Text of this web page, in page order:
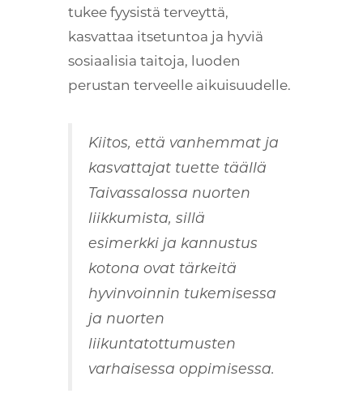
tukee fyysistä terveyttä,
kasvattaa itsetuntoa ja hyviä
sosiaalisia taitoja, luoden
perustan terveelle aikuisuudelle.
Kiitos, että vanhemmat ja
kasvattajat tuette täällä
Taivassalossa nuorten
liikkumista, sillä
esimerkki ja kannustus
kotona ovat tärkeitä
hyvinvoinnin tukemisessa
ja nuorten
liikuntatottumusten
varhaisessa oppimisessa.